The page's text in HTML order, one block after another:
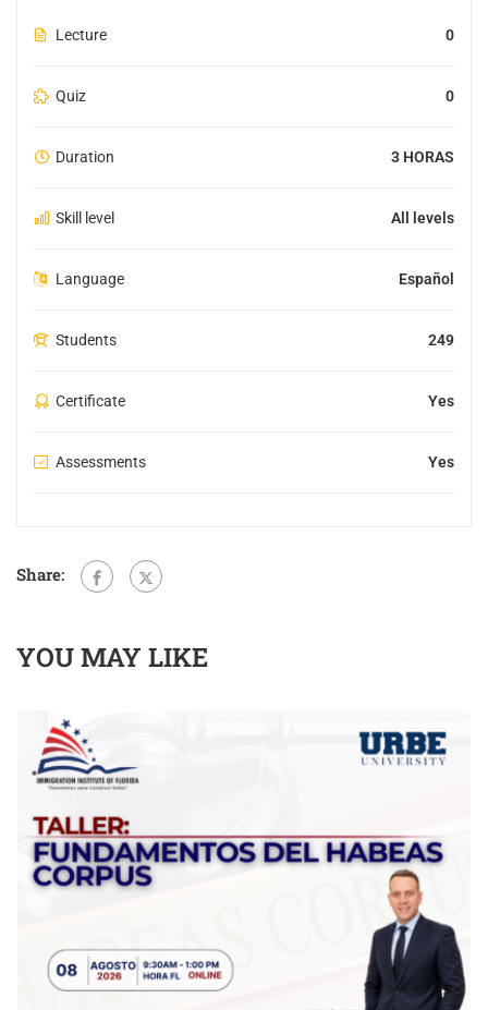
Lecture 0
Quiz 0
Duration 3 HORAS
Skill level All levels
Language Español
Students 249
Certificate Yes
Assessments Yes
Share:
YOU MAY LIKE